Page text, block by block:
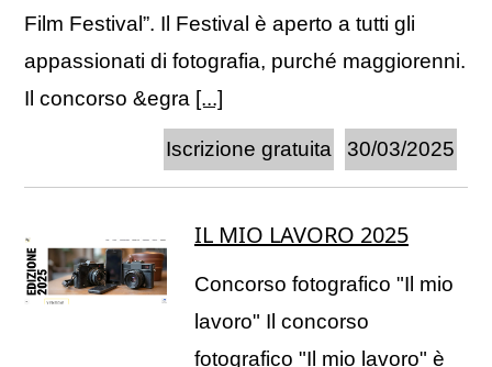
Film Festival”. Il Festival è aperto a tutti gli
appassionati di fotografia, purché maggiorenni.
Il concorso &egra [...]
30/03/2025
Iscrizione gratuita
IL MIO LAVORO 2025
Concorso fotografico "Il mio
lavoro" Il concorso
fotografico "Il mio lavoro" è